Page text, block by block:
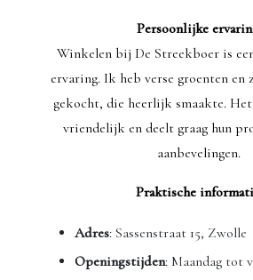
Persoonlijke
Winkelen bij De Streekboer is
ervaring. Ik heb verse groenten en
gekocht, die heerlijk smaakte.
vriendelijk en deelt graag hun
aanbevelingen.
Praktische
Adres: Sassenstraat 15, Zwolle
Openingstijden: Maandag tot